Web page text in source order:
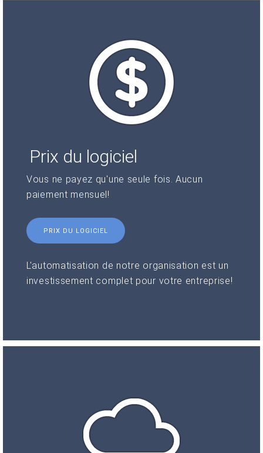
Prix du logiciel
Vous ne payez qu'une seule fois. Aucun
paiement mensuel!
PRIX DU LOGICIEL
L'automatisation de notre organisation est un
investissement complet pour votre entreprise!